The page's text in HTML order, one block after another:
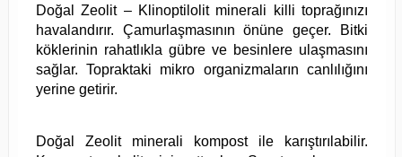
Doğal Zeolit – Klinoptilolit minerali killi toprağınızı
havalandırır. Çamurlaşmasının önüne geçer. Bitki
köklerinin rahatlıkla gübre ve besinlere ulaşmasını
sağlar. Topraktaki mikro organizmaların canlılığını
yerine getirir.
Doğal Zeolit minerali kompost ile karıştırılabilir.